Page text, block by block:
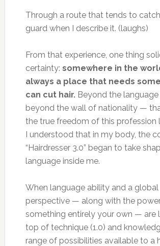
Through a route that tends to
guard when I describe it. (laughs)
From that experience, one thing
certainty: somewhere in the
always a place that needs
can cut hair.Beyond the language
beyond the wall of nationality —
the true freedom of this profession
I understood that in my body, the
“Hairdresser 3.0” began to take
language inside me.
When language ability and a global
perspective — along with the
something entirely your own — are
top of technique (1.0) and
range of possibilities available to a